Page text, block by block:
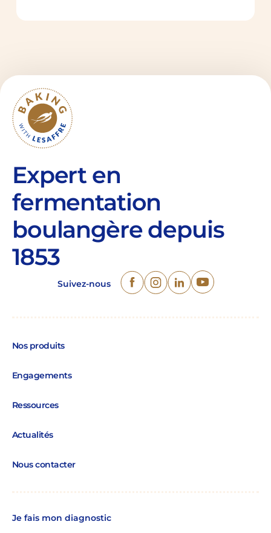
Expert en
fermentation
boulangère depuis
1853
Suivez-nous
Nos produits
Engagements
Ressources
Actualités
Nous contacter
Je fais mon diagnostic